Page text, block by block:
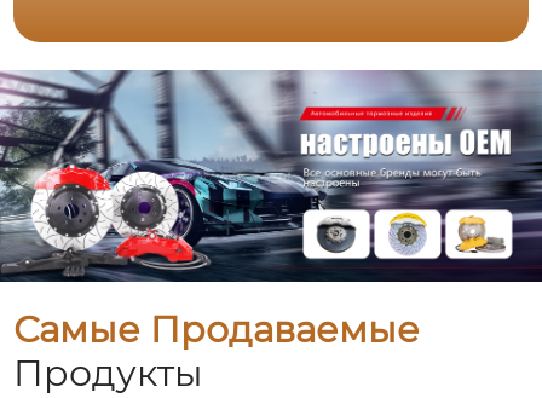
Самые Продаваемые
Продукты